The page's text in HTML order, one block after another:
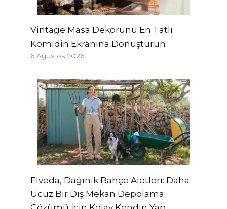
Vintage Masa Dekorunu En Tatlı
Komidin Ekranına Dönüştürün
6 Ağustos 2026
Elveda, Dağınık Bahçe Aletleri: Daha
Ucuz Bir Dış Mekan Depolama